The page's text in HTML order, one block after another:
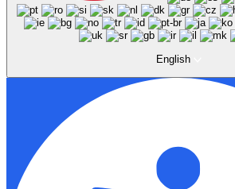
English